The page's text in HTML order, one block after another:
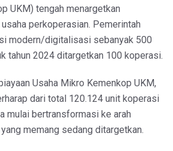
UKM) tengah menargetkan
perkoperasian. Pemerintah
modern/digitalisasi sebanyak 500
tahun 2024 ditargetkan 100 koperasi.
Usaha Mikro Kemenkop UKM,
dari total 120.124 unit koperasi
mulai bertransformasi ke arah
memang sedang ditargetkan.